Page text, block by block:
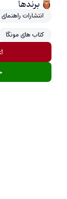
برند‌ها
انتشارات
کتاب های مونگا